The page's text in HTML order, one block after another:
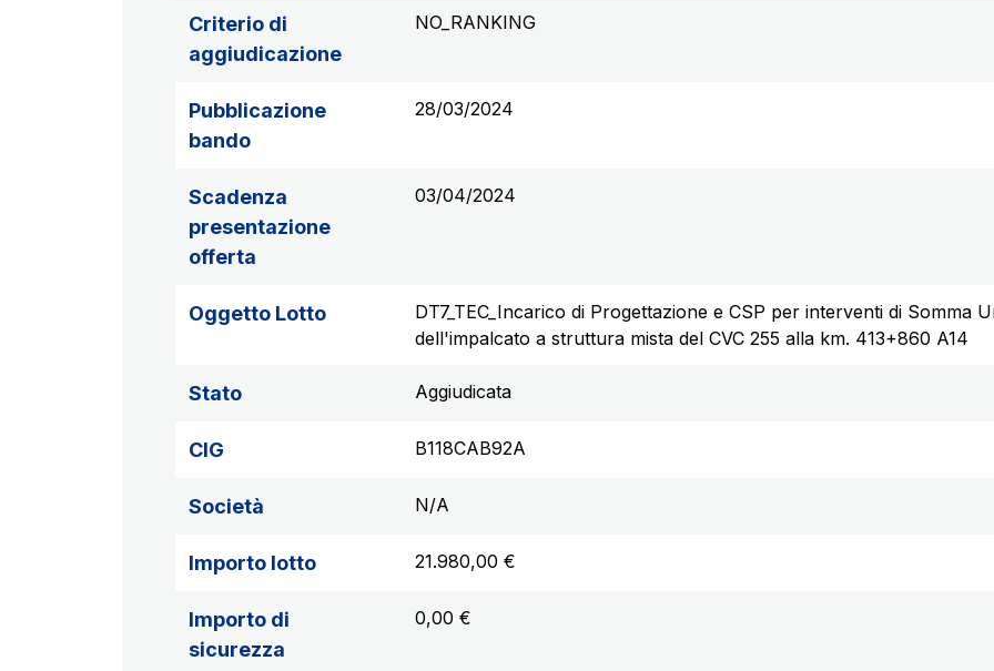
Criterio di
aggiudicazione
NO_RANKING
Pubblicazione
bando
28/03/2024
Scadenza
presentazione
offerta
03/04/2024
Oggetto Lotto
DT7_TEC_Incarico di Progettazione e CSP per interventi di Somma
dell'impalcato a struttura mista del CVC 255 alla km. 413+860 A14
Stato Aggiudicata
CIG B118CAB92A
Società N/A
Importo lotto 21.980,00 €
Importo di
sicurezza
0,00 €